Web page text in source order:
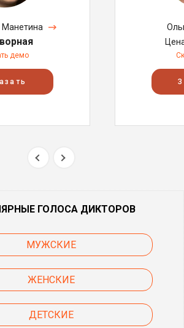
Манетина
демо
ГОЛОСА ДИКТОРОВ
МУЖСКИЕ
ЖЕНСКИЕ
ДЕТСКИЕ